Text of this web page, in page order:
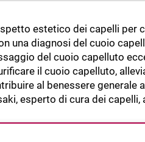
estetico dei capelli per
una diagnosi del cuoio
del cuoio capelluto
il cuoio capelluto,
al benessere generale
esperto di cura dei capelli,